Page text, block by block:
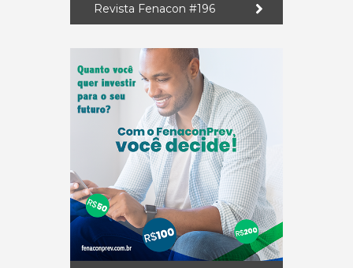
Revista Fenacon #196